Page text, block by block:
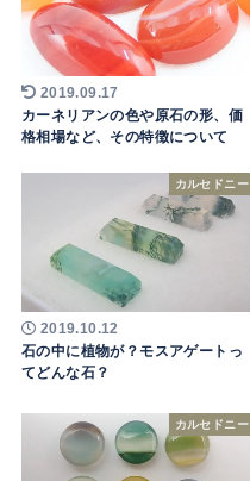
2019.09.17
カーネリアンの色や原石の形、価
格相場など、その特徴について
カルセドニー
2019.10.12
石の中に植物が？モスアゲートっ
てどんな石？
カルセドニー